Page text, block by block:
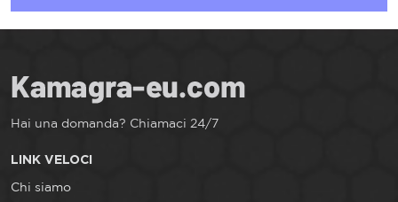
Hai una domanda? Chiamaci 24/7
LINK VELOCI
Chi siamo